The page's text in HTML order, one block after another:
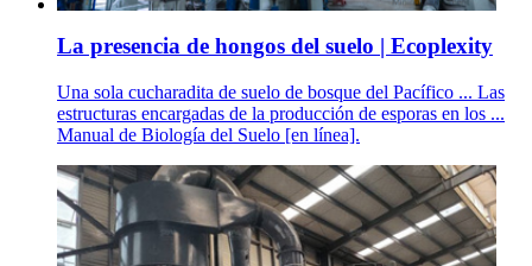
La presencia de hongos del suelo | Ecoplexity
Una sola cucharadita de suelo de bosque del Pacífico ... Las
estructuras encargadas de la producción de esporas en los ...
Manual de Biología del Suelo [en línea].